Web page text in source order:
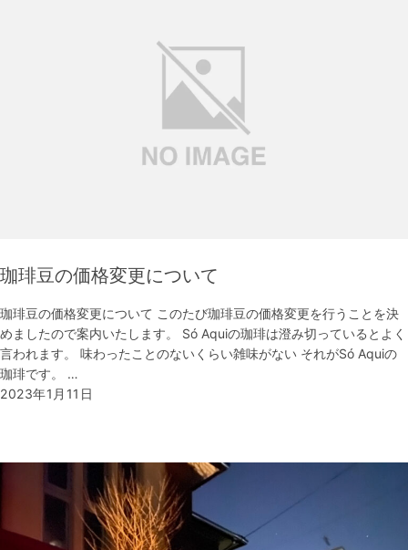
珈琲豆の価格変更について
珈琲豆の価格変更について このたび珈琲豆の価格変更を行うことを決
めましたので案内いたします。 Só Aquiの珈琲は澄み切っているとよく
言われます。 味わったことのないくらい雑味がない それがSó Aquiの
珈琲です。 …
2023年1月11日